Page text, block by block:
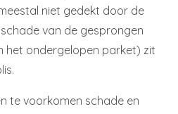
niet gedekt door de
van de gesprongen
het ondergelopen parket) zit
te voorkomen schade en